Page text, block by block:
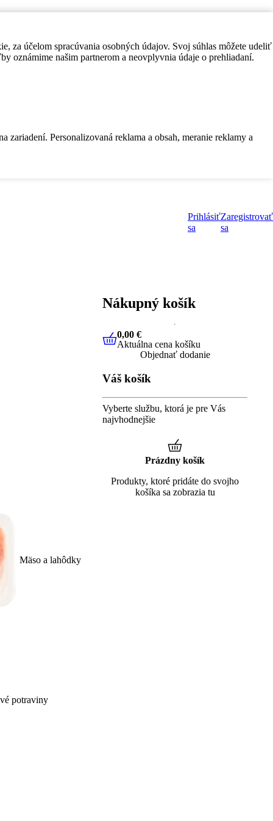
za účelom spracúvania osobných údajov. Svoj súhlas môžete udeliť
oznámime našim partnerom a neovplyvnia údaje o prehliadaní.
Personalizovaná reklama a obsah, meranie reklamy a
Prihlásiť
sa
Zaregistrovať
sa
Mäso a lahôdky
potraviny
Nákupný košík
0,00 €Aktuálna cena košíku
0,00 €
Aktuálna cena košíku
Objednať dodanie
Váš košík
Vyberte službu, ktorá je pre Vás
najvhodnejšie
Prázdny košík
Produkty, ktoré pridáte do svojho
košíka sa zobrazia tu